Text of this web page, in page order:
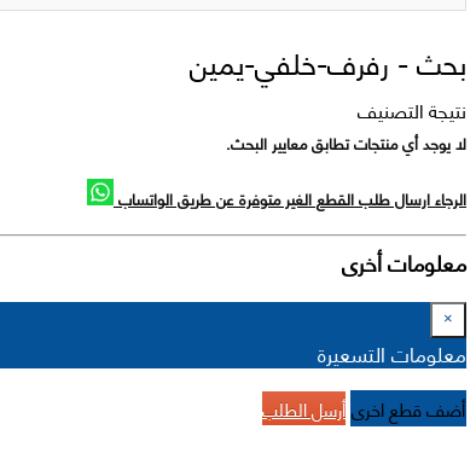
بحث - رفرف-خلفي-يمين
نتيجة التصنيف
لا يوجد أي منتجات تطابق معايير البحث.
الرجاء ارسال طلب القطع الغير متوفرة عن طريق الواتساب
معلومات أخرى
×
معلومات التسعيرة
أضف قطع اخرىأرسل الطلب